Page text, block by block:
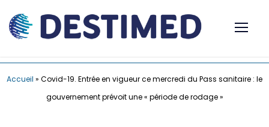
Accueil » Covid-19. Entrée en vigueur ce mercredi du Pass sanitaire : le
gouvernement prévoit une « période de rodage »